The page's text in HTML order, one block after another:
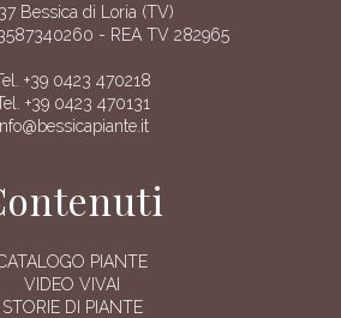
Bessica di Loria (TV)
- REA TV 282965
+39 0423 470218
+39 0423 470131
PIANTE
VIDEO VIVAI
STORIE DI PIANTE